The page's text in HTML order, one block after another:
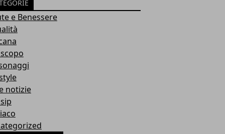
e Benessere
notizie